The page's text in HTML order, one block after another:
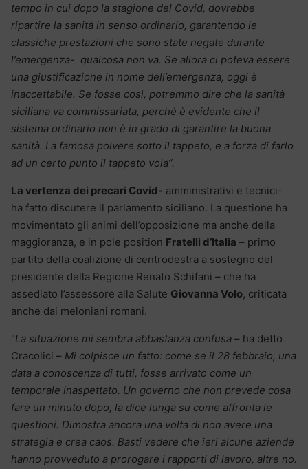
tempo in cui dopo la stagione del Covid, dovrebbe
ripartire la sanità in senso ordinario, garantendo le
classiche prestazioni che sono state negate durante
l’emergenza- qualcosa non va. Se allora ci poteva essere
una giustificazione in nome dell’emergenza, oggi è
inaccettabile. Se fosse così, potremmo dire che la sanità
siciliana va commissariata, perché è evidente che il
sistema ordinario non è in grado di garantire la buona
sanità. La famosa polvere sotto il tappeto, e a forza di farlo
ad un certo punto il tappeto vola”.
La vertenza dei precari Covid- amministrativi e tecnici-
ha fatto discutere il parlamento siciliano. La questione ha
movimentato gli animi dell’opposizione ma anche della
maggioranza, e in pole position Fratelli d’Italia – primo
partito della coalizione di centrodestra a sostegno del
presidente della Regione Renato Schifani – che ha
assediato l’assessore alla Salute Giovanna Volo, criticata
anche dai meloniani romani.
“La situazione mi sembra abbastanza confusa – ha detto
Cracolici – Mi colpisce un fatto: come se il 28 febbraio, una
data a conoscenza di tutti, fosse arrivato come un
temporale inaspettato. Un governo che non prevede cosa
fare un minuto dopo, la dice lunga su come affronta le
questioni. Dimostra ancora una volta di non avere una
strategia e crea caos. Basti vedere che ieri alcune aziende
hanno provveduto a prorogare i rapporti di lavoro, altre no.